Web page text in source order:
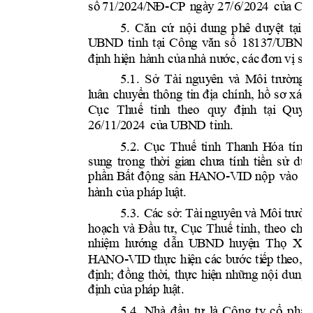
số71/2024/NĐ-CP ngày 27/6/2024 của C
5. Căn cứ nội dung phê duyệt tại
UBND tỉnh tại Công văn số 18137/UBN
định hiện hành của nhà nước, cácđơn vị s
5.1. Sở Tài nguyên và Môi trường
luân chuyển thông tin địa chính, hồ sơ xác
Cục Thuế tỉnh theo quy định tại Quy
26/11/2024 của UBND tỉnh.
5.2. Cục Thuế tỉnh Thanh Hóa tín
sung trong thời gian chưa tính tiền sử dụ
phần Bất động sản HANO-VID nộp vào
hành của pháp luật.
5.3. Các sở: Tàinguyên và Môitrườn
hoạch và Đầu tư, Cục Thuế tỉnh, theo ch
nhiệm hướng  dn UBND
  h
uyện Thọ X
HANO-VID thực hiện các bước tiếp theo,
định; đồng thời, thực hiện những nội dung
định củapháp luật.